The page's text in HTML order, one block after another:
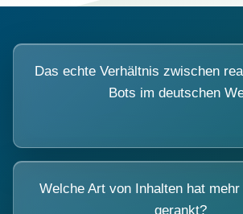
Das echte Verhältnis zwischen
Bots im deutschen
Welche Art von Inhalten hat
gerankt?